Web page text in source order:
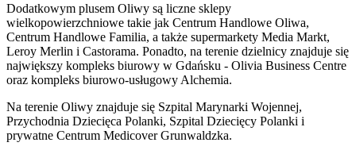
Dodatkowym plusem Oliwy są liczne sklepy
wielkopowierzchniowe takie jak Centrum Handlowe Oliwa,
Centrum Handlowe Familia, a także supermarkety Media Markt,
Leroy Merlin i Castorama. Ponadto, na terenie dzielnicy znajduje się
największy kompleks biurowy w Gdańsku - Olivia Business Centre
oraz kompleks biurowo-usługowy Alchemia.
Na terenie Oliwy znajduje się Szpital Marynarki Wojennej,
Przychodnia Dziecięca Polanki, Szpital Dziecięcy Polanki i
prywatne Centrum Medicover Grunwaldzka.